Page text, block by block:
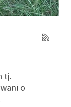
tj.
o